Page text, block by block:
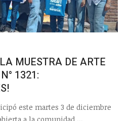
MUESTRA DE ARTE
1321:
este martes 3 de diciembre
a la comunidad ...